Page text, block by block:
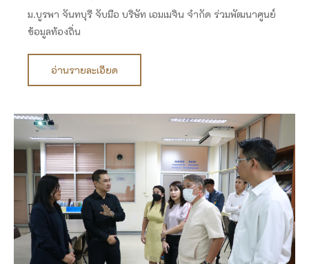
ม.บูรพา จันทบุรี จับมือ บริษัท เอมเมจิน จำกัด ร่วมพัฒนาศูนย์
ข้อมูลท้องถิ่น
อ่านรายละเอียด